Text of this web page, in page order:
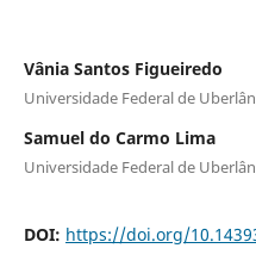
Vânia Santos Figueiredo
Universidade Federal de
Samuel do Carmo Lima
Universidade Federal de
DOI: https://doi.org/